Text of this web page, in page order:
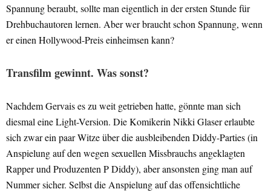
Spannung beraubt, sollte man eigentlich in der ersten Stunde für
Drehbuchautoren lernen. Aber wer braucht schon Spannung, wenn
er einen Hollywood-Preis einheimsen kann?
Transfilm gewinnt. Was sonst?
Nachdem Gervais es zu weit getrieben hatte, gönnte man sich
diesmal eine Light-Version. Die Komikerin Nikki Glaser erlaubte
sich zwar ein paar Witze über die ausbleibenden Diddy-Parties (in
Anspielung auf den wegen sexuellen Missbrauchs angeklagten
Rapper und Produzenten P Diddy), aber ansonsten ging man auf
Nummer sicher. Selbst die Anspielung auf das offensichtliche